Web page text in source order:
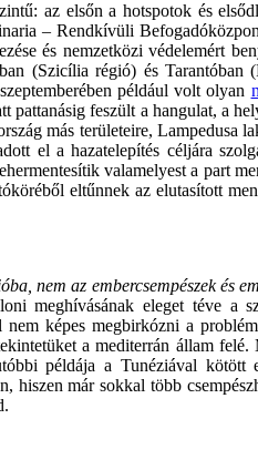
az elsőn a hotspotok és
– Rendkívüli
és nemzetközi védelemért
(Szicília régió) és Tarantóban
például volt olyan
pattanásig feszült a hangulat, a
más területeire, Lampedusa
el a hazatelepítés céljára
valamelyest a part
eltűnnek az elutasított
nem az embercsempészek és
meghívásának eleget téve a
képes megbirkózni a
a mediterrán állam felé.
példája a Tunéziával kötött
hiszen már sokkal több